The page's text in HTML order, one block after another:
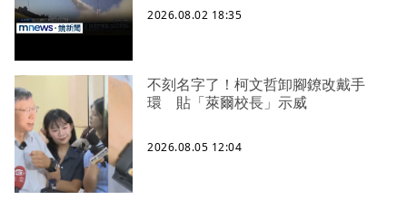
2026.08.02 18:35
不刻名字了！柯文哲卸腳鐐改戴手
環 貼「萊爾校長」示威
2026.08.05 12:04